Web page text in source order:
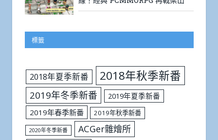
標籤
2018年夏季新番 2018年秋季新番
2019年冬季新番
2019年夏季新番
2019年春季新番
2019年秋季新番
2020年冬季新番 ACGer雜燴所